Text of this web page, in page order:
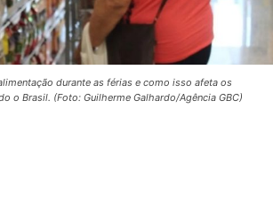
durante as férias e como isso afeta os
o Brasil. (Foto: Guilherme Galhardo/Agência GBC)